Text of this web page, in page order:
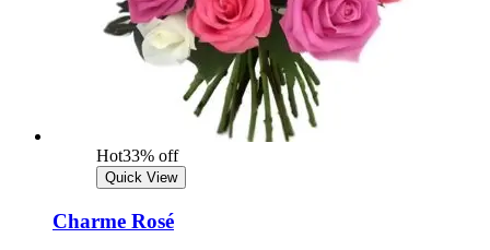
Hot33% off
Quick View
Charme Rosé